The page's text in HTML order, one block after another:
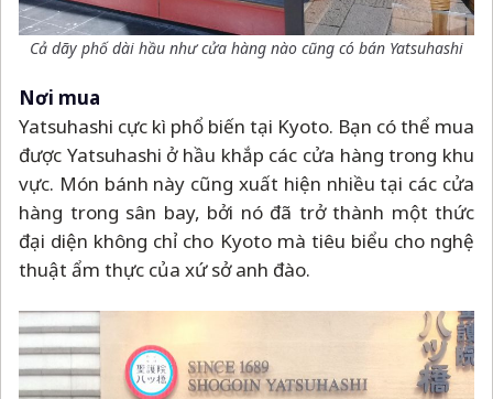
Cả dãy phố dài hầu như cửa hàng nào cũng có bán Yatsuhashi
Nơi mua
Yatsuhashi cực kì phổ biến tại Kyoto. Bạn có thể mua
được Yatsuhashi ở hầu khắp các cửa hàng trong khu
vực. Món bánh này cũng xuất hiện nhiều tại các cửa
hàng trong sân bay, bởi nó đã trở thành một thức
đại diện không chỉ cho Kyoto mà tiêu biểu cho nghệ
thuật ẩm thực của xứ sở anh đào.